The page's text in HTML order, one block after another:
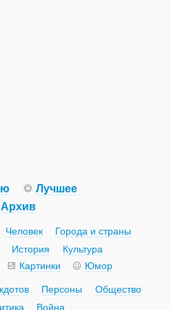
Лучшее
Архив
Человек
Города и страны
История
Культура
Картинки Юмор
Персоны
Общество
Война